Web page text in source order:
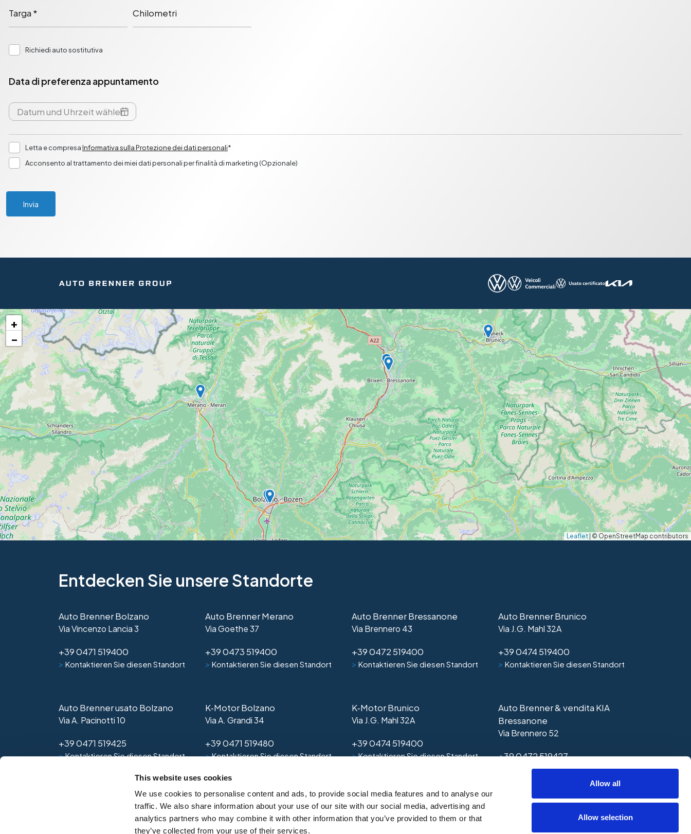
This website uses cookies
We use cookies to personalise content and ads, to provide social media features and to analyse our
traffic. We also share information about your use of our site with our social media, advertising and
analytics partners who may combine it with other information that you’ve provided to them or that
they’ve collected from your use of their services.
Allow all
Allow selection
Targa * Chilometri
Richiedi auto sostitutiva
Data di preferenza appuntamento
Letta e compresaInformativa sulla Protezione dei dati personali*
Acconsento al trattamento dei miei dati personali per finalità di marketing (Opzionale)
Invia
+
−
Leaflet © OpenStreetMap contributors
Entdecken Sie unsere Standorte
Auto Brenner Bolzano
Via Vincenzo Lancia 3
+39 0471 519400
> Kontaktieren Sie diesen Standort
Auto Brenner Merano
Via Goethe 37
+39 0473 519400
> Kontaktieren Sie diesen Standort
Auto Brenner Bressanone
Via Brennero 43
+39 0472 519400
> Kontaktieren Sie diesen Standort
Auto Brenner Brunico
Via J.G. Mahl 32A
+39 0474 519400
> Kontaktieren Sie diesen Standort
Auto Brenner usato Bolzano
Via A. Pacinotti 10
+39 0471 519425
>Kontaktieren Sie diesen Standort
K‑Motor Bolzano
Via A. Grandi 34
+39 0471 519480
>Kontaktieren Sie diesen Standort
K‑Motor Brunico
Via J.G. Mahl 32A
+39 0474 519400
>Kontaktieren Sie diesen Standort
Auto Brenner & vendita KIA
Bressanone
Via Brennero 52
+39 0472 519427
Kontaktieren Sie diesen Standort